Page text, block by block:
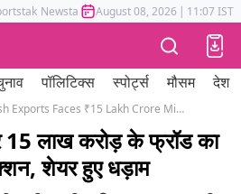
Newstak Mumbai Tak Astrotak
August 08, 2026 | 11:07 IST
पॉलिटिक्स स्पोर्ट्स मौसम देश
Rajesh Exports Faces ₹15 Lakh Crore Misreporting Allegations; Investors Lose Billions, LIC Has Major Exposure
15 लाख करोड़ के फ्रॉड का
शेयर हुए धड़ाम